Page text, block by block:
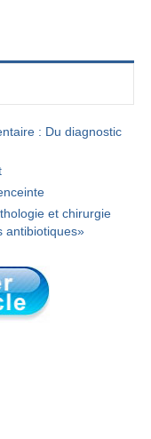
: Du diagnostic
et chirurgie
antibiotiques»